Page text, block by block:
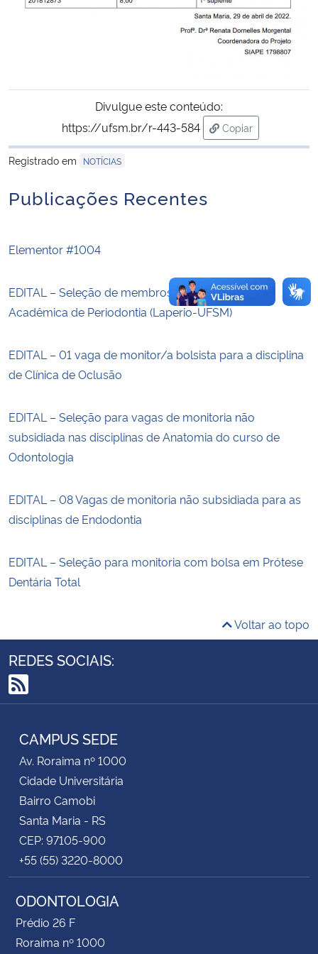
Gabinete de Segurança Institucional
Advocacia-Geral da União
Divulgue este conteúdo:
https://ufsm.br/r-443-584
Copiar
para área de
Registrado em
NOTÍCIAS
Publicações Recentes
Elementor #1004
EDITAL – Seleção de membros (03 vagas) da Liga
Acadêmica de Periodontia (Laperio-UFSM)
EDITAL – 01 vaga de monitor/a bolsista para a disciplina
de Clínica de Oclusão
EDITAL – Seleção para vagas de monitoria não
subsidiada nas disciplinas de Anatomia do curso de
Odontologia
EDITAL – 08 Vagas de monitoria não subsidiada para as
disciplinas de Endodontia
EDITAL – Seleção para monitoria com bolsa em Prótese
Dentária Total
Voltar ao topo
REDES SOCIAIS:
RSS
CAMPUS SEDE
Av. Roraima nº 1000
Cidade Universitária
Bairro Camobi
Santa Maria - RS
CEP: 97105-900
+55 (55) 3220-8000
ODONTOLOGIA
Prédio 26 F
Roraima nº 1000